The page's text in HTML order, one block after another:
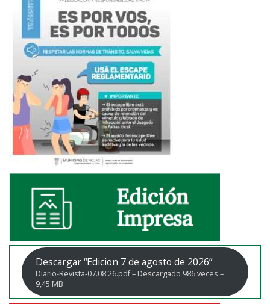
Descargar “Edicion 7 de agosto de 2026”
Diario-Revista-07.08.26.pdf – Descargado 986 veces –
9,45 MB